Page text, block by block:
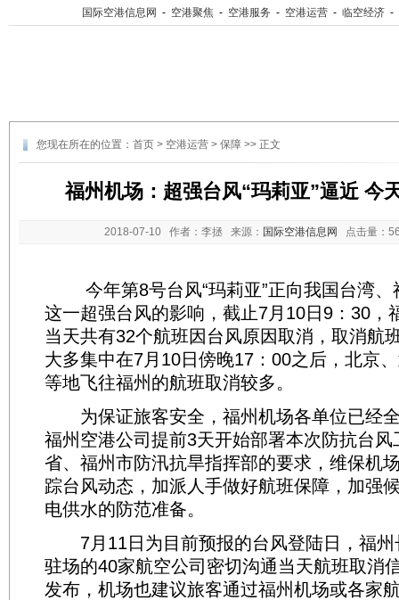
国际空港信息网 - 空港聚焦 - 空港服务 - 空港运营 - 临空经济 -
您现在所在的位置： 首页 > 空港运营 > 保障 >> 正文
福州机场：超强台风“玛莉亚”逼近 今
2018-07-10 作者：李拯 来源： 国际空港信息网 点击量：
今年第8号台风“玛莉亚”正向我国台湾、
这一超强台风的影响，截止7月10日9：30，
当天共有32个航班因台风原因取消，取消航
大多集中在7月10日傍晚17：00之后，北京
等地飞往福州的航班取消较多。
为保证旅客安全，福州机场各单位已经
福州空港公司提前3天开始部署本次防抗台
省、福州市防汛抗旱指挥部的要求，维保机
踪台风动态，加派人手做好航班保障，加强
电供水的防范准备。
7月11日为目前预报的台风登陆日，福州
驻场的40家航空公司密切沟通当天航班取消
发布，机场也建议旅客通过福州机场或各家